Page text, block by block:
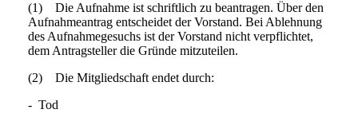
(1) Die Aufnahme ist schriftlich zu beantragen. Über den
Aufnahmeantrag entscheidet der Vorstand. Bei Ablehnung
des Aufnahmegesuchs ist der Vorstand nicht verpflichtet,
dem Antragsteller die Gründe mitzuteilen.
(2) Die Mitgliedschaft endet durch:
- Tod